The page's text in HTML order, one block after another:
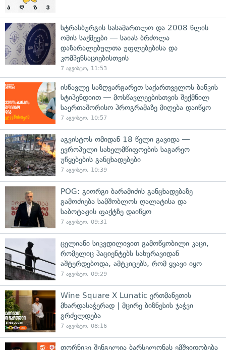
სტრასბურგის სასამართლო და 2008 წლის
ომის საქმეები — საიას ბრძოლა
დაზარალებულთა უფლებებისა და
კომპენსაციებისთვის
7 აგვისტო, 11:53
ისწავლე საზღვარგარეთ საქართველოს ბანკის
სტიპენდიით — მოსწავლეებისთვის შექმნილ
საერთაშორისო პროგრამაზე მიღება დაიწყო
7 აგვისტო, 10:57
აგვისტოს ომიდან 18 წელი გავიდა —
ევროპული სახელმწიფოების საგარეო
უწყებების განცხადებები
7 აგვისტო, 10:39
POG: გიორგი ბარამიძის განცხადებაზე
გამოძიება სამშობლოს ღალატისა და
საბოტაჟის ფაქტზე დაიწყო
7 აგვისტო, 09:31
ცელიანი სიკვდილივით გამოწყობილი კაცი,
რომელიც პაციენტებს სახურავიდან
აშტერდებოდა, ამტკიცებს, რომ ყვავი იყო
7 აგვისტო, 09:29
Wine Square X Lunatic ერთმანეთის
მხარდასაჭერად | მცირე ბიზნესის ჯაჭვი
გრძელდება
7 აგვისტო, 08:16
თორნიკე შენგელია ბარსელონას ემშვიდობება